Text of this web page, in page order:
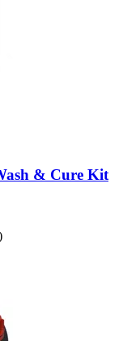
& Cure Kit